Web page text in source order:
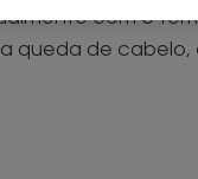
com o
queda de